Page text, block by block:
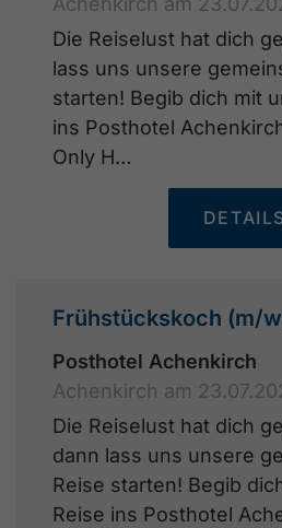
Die Reiselust hat dich
lass uns unsere
starten! Begib dich mit
ins Posthotel
Only H…
Frühstückskoch (m/
Posthotel Achenkirch
Achenkirch am
Die Reiselust hat dich
dann lass uns unsere
Reise starten! Begib
Reise ins Posthotel